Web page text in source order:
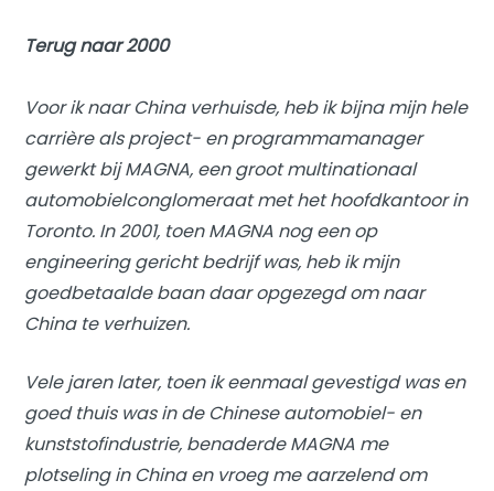
Terug naar 2000
Voor ik naar China verhuisde, heb ik bijna mijn hele
carrière als project- en programmamanager
gewerkt bij MAGNA, een groot multinationaal
automobielconglomeraat met het hoofdkantoor in
Toronto. In 2001, toen MAGNA nog een op
engineering gericht bedrijf was, heb ik mijn
goedbetaalde baan daar opgezegd om naar
China te verhuizen.
Vele jaren later, toen ik eenmaal gevestigd was en
goed thuis was in de Chinese automobiel- en
kunststofindustrie, benaderde MAGNA me
plotseling in China en vroeg me aarzelend om